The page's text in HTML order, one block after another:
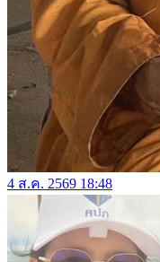
4 ส.ค. 2569 18:48